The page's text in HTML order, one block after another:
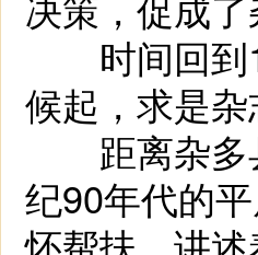
时间回到
候起，求是
距离杂多
纪90年代的